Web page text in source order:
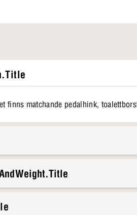
finns matchande pedalhink,